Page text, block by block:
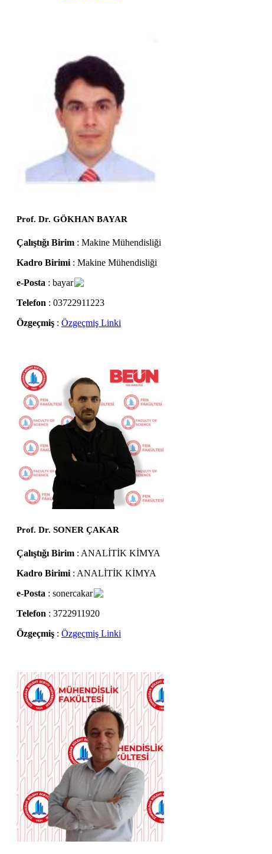
Prof. Dr. GÖKHAN BAYAR
Çalıştığı Birim : Makine Mühendisliği
Kadro Birimi : Makine Mühendisliği
e-Posta : bayar
Telefon : 03722911223
Özgeçmiş : Özgeçmiş Linki
Prof. Dr. SONER ÇAKAR
Çalıştığı Birim : ANALİTİK KİMYA
Kadro Birimi : ANALİTİK KİMYA
e-Posta : sonercakar
Telefon : 3722911920
Özgeçmiş : Özgeçmiş Linki